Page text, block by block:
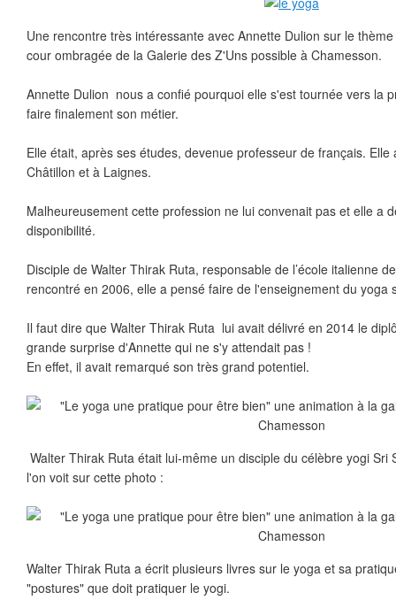
Une rencontre très intéressante avec Annette Dulion sur le
cour ombragée de la Galerie des Z'Uns possible à Chamesson.
Annette Dulion nous a confié pourquoi elle s'est tournée vers la
faire finalement son métier.
Elle était, après ses études, devenue professeur de français. Elle
Châtillon et à Laignes.
Malheureusement cette profession ne lui convenait pas et elle a
disponibilité.
Disciple de Walter Thirak Ruta, responsable de l’école italienne
rencontré en 2006, elle a pensé faire de l'enseignement du yoga
Il faut dire que Walter Thirak Ruta lui avait délivré en 2014 le
grande surprise d'Annette qui ne s'y attendait pas !
En effet, il avait remarqué son très grand potentiel.
Walter Thirak Ruta était lui-même un disciple du célèbre yogi Sri
l'on voit sur cette photo :
Walter Thirak Ruta a écrit plusieurs livres sur le yoga et sa
"postures" que doit pratiquer le yogi.